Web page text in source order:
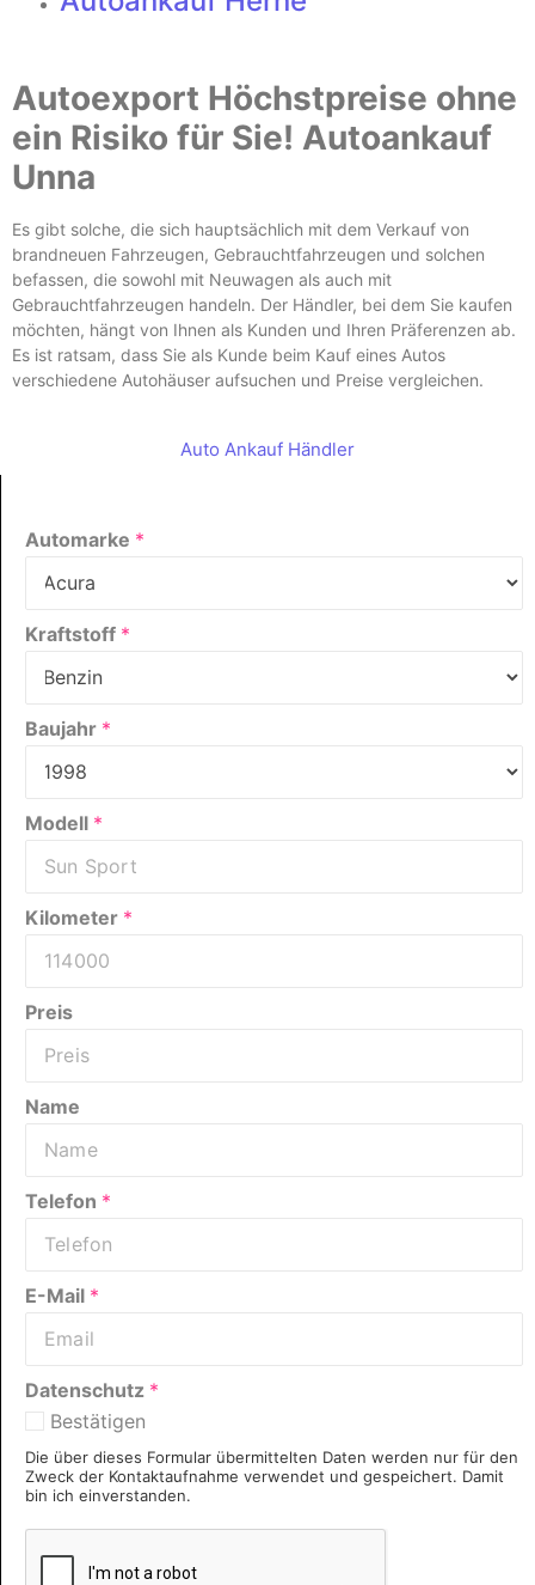
Autoexport Höchstpreise ohne
ein Risiko für Sie! Autoankauf
Unna
Es gibt solche, die sich hauptsächlich mit dem Verkauf von
brandneuen Fahrzeugen, Gebrauchtfahrzeugen und solchen
befassen, die sowohl mit Neuwagen als auch mit
Gebrauchtfahrzeugen handeln. Der Händler, bei dem Sie kaufen
möchten, hängt von Ihnen als Kunden und Ihren Präferenzen ab.
Es ist ratsam, dass Sie als Kunde beim Kauf eines Autos
verschiedene Autohäuser aufsuchen und Preise vergleichen.
Auto Ankauf Händler
Automarke *
Kraftstoff *
Baujahr *
Modell *
Kilometer *
Preis
Name
Telefon *
E-Mail *
Datenschutz *
Bestätigen
Die über dieses Formular übermittelten Daten werden nur für den
Zweck der Kontaktaufnahme verwendet und gespeichert. Damit
bin ich einverstanden.